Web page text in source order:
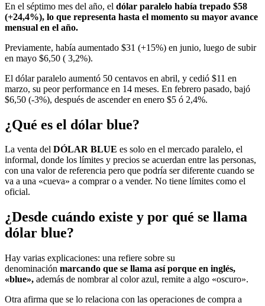
En el séptimo mes del año, el dólar paralelo había trepado $58
(+24,4%), lo que representa hasta el momento su mayor avance
mensual en el año.
Previamente, había aumentado $31 (+15%) en junio, luego de subir
en mayo $6,50 ( 3,2%).
El dólar paralelo aumentó 50 centavos en abril, y cedió $11 en
marzo, su peor performance en 14 meses. En febrero pasado, bajó
$6,50 (-3%), después de ascender en enero $5 ó 2,4%.
¿Qué es el dólar blue?
La venta del DÓLAR BLUE es solo en el mercado paralelo, el
informal, donde los límites y precios se acuerdan entre las personas,
con una valor de referencia pero que podría ser diferente cuando se
va a una «cueva» a comprar o a vender. No tiene límites como el
oficial.
¿Desde cuándo existe y por qué se llama
dólar blue?
Hay varias explicaciones: una refiere sobre su
denominación marcando que se llama así porque en inglés,
«blue», además de nombrar al color azul, remite a algo «oscuro».
Otra afirma que se lo relaciona con las operaciones de compra a